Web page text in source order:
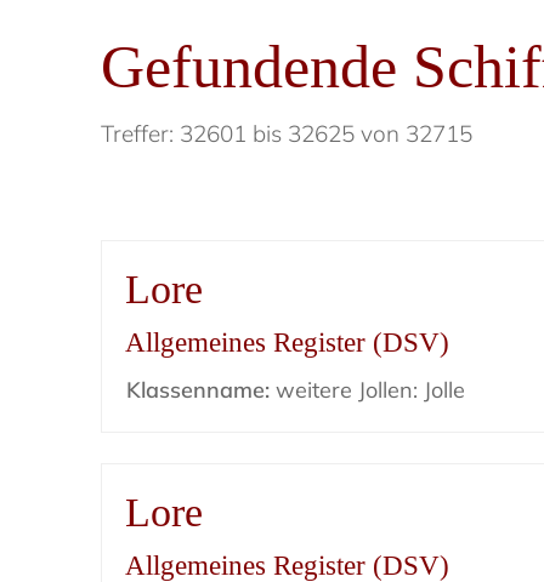
Gefundende
Treffer: 32601 bis 32625 von 32715
Lore
Allgemeines Register (DSV)
Klassenname: weitere Jollen: Jolle
Lore
Allgemeines Register (DSV)